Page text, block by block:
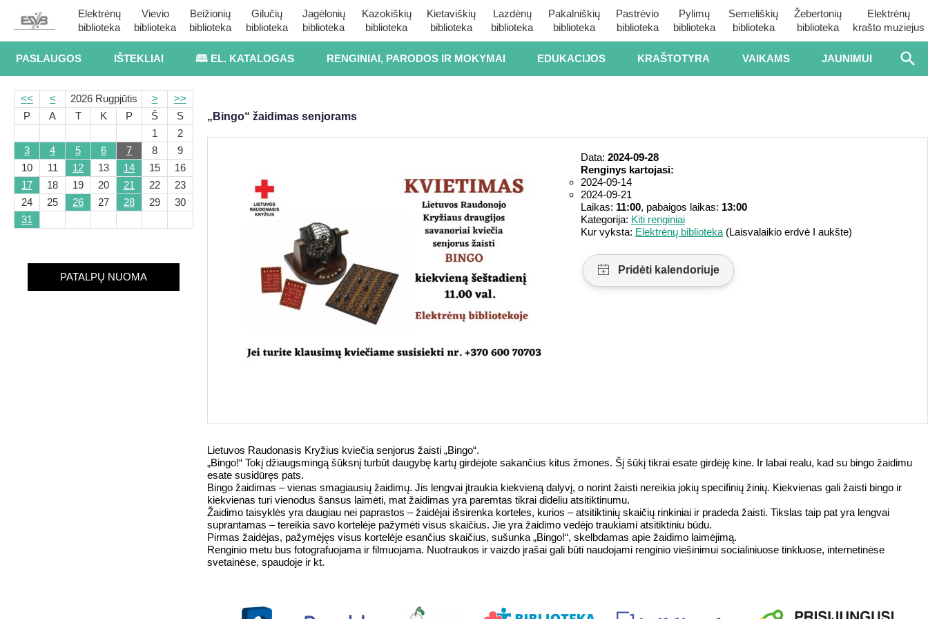
Elektrėnų
biblioteka
Vievio
biblioteka
Beižionių
biblioteka
Gilučių
biblioteka
Jagėlonių
biblioteka
Kazokiškių
biblioteka
Kietaviškių
biblioteka
Lazdėnų
biblioteka
Pakalniškių
biblioteka
Pastrėvio
biblioteka
Pylimų
biblioteka
Semeliškių
biblioteka
Žebertonių
biblioteka
Elektrėnų
krašto muziejus
PASLAUGOS IŠTEKLIAI 🕮 EL. KATALOGAS RENGINIAI, PARODOS IR MOKYMAI EDUKACIJOS KRAŠTOTYRA VAIKAMS JAUNIMUI
<< < 2026 Rugpjūtis >
>>
P
A T K P Š
S
1
2
3
4 5 6 7 8
9
10
11 12 13 14 15
16
17
18 19 20 21 22
23
24
25 26 27 28 29
30
31
PATALPŲ NUOMA
„Bingo“ žaidimas senjorams
Data: 2024-09-28
Renginys kartojasi:
2024-09-14
2024-09-21
Laikas: 11:00, pabaigos laikas: 13:00
Kategorija: Kiti renginiai
Kur vyksta: Elektrėnų biblioteka (Laisvalaikio erdvė I aukšte)
Lietuvos Raudonasis Kryžius kviečia senjorus žaisti „Bingo“.
„Bingo!“ Tokį džiaugsmingą šūksnį turbūt daugybę kartų girdėjote sakančius kitus žmones. Šį šūkį tikrai esate girdėję kine. Ir labai realu, kad su bingo žaidimu
esate susidūręs pats.
Bingo žaidimas – vienas smagiausių žaidimų. Jis lengvai įtraukia kiekvieną dalyvį, o norint žaisti nereikia jokių specifinių žinių. Kiekvienas gali žaisti bingo ir
kiekvienas turi vienodus šansus laimėti, mat žaidimas yra paremtas tikrai dideliu atsitiktinumu.
Žaidimo taisyklės yra daugiau nei paprastos – žaidėjai išsirenka korteles, kurios – atsitiktinių skaičių rinkiniai ir pradeda žaisti. Tikslas taip pat yra lengvai
suprantamas – tereikia savo kortelėje pažymėti visus skaičius. Jie yra žaidimo vedėjo traukiami atsitiktiniu būdu.
Pirmas žaidėjas, pažymėjęs visus kortelėje esančius skaičius, sušunka „Bingo!“, skelbdamas apie žaidimo laimėjimą.
Renginio metu bus fotografuojama ir filmuojama. Nuotraukos ir vaizdo įrašai gali būti naudojami renginio viešinimui socialiniuose tinkluose, internetinėse
svetainėse, spaudoje ir kt.